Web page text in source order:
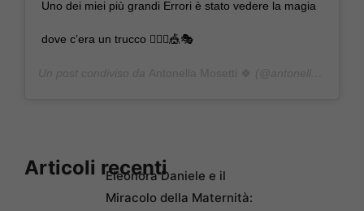
Uno dei miei più grandi Errori è stato vedere la magia
dove c’era un trucco 🤹🏼‍♂️🎪🎭
Articoli recentiEleonora Daniele e il
Miracolo della Maternità: